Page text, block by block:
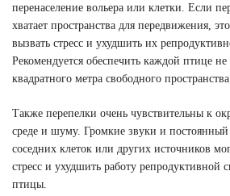
перенаселение вольера или клетки. Если
хватает пространства для передвижения,
вызвать стресс и ухудшить их
Рекомендуется обеспечить каждой птице не
квадратного метра свободного
Также перепелки очень чувствительны к
среде и шуму. Громкие звуки и
соседних клеток или других источников
стресс и ухудшить работу репродуктивной
птицы.